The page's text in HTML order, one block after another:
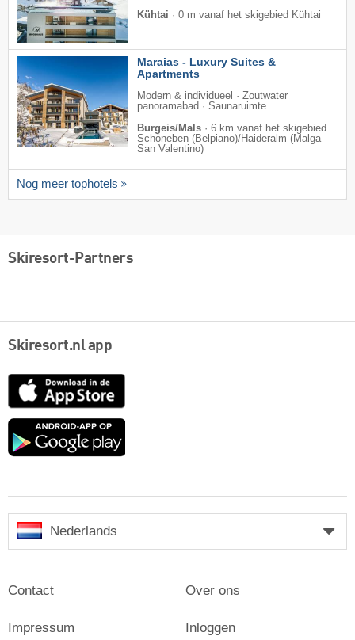
Kühtai · 0 m vanaf het skigebied Kühtai
Maraias - Luxury Suites &
Apartments
Modern & individueel · Zoutwater
panoramabad · Saunaruimte
Burgeis/Mals · 6 km vanaf het skigebied
Schöneben (Belpiano)/​Haideralm (Malga
San Valentino)
Nog meer tophotels
Skiresort-Partners
Skiresort.nl app
App
Google
Nederlands
Contact
Impressum
Over ons
Inloggen